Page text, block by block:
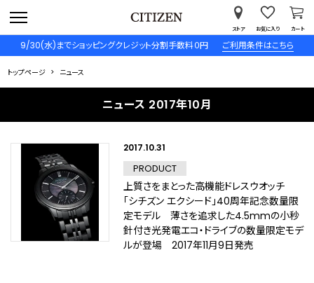
9/30(水)までショッピングクレジット分割手数料０円 ご利用条件はこちら
ストア お気に入り カート
トップページ ニュース
ニュース 2017年10月
2017.10.31
PRODUCT
上質さをまとった高機能ドレスウオッチ
「シチズン エクシード」40周年記念数量限
定モデル 薄さを追求した4.5mmの小秒
針付き光発電エコ・ドライブの数量限定モデ
ルが登場 2017年11月9日発売